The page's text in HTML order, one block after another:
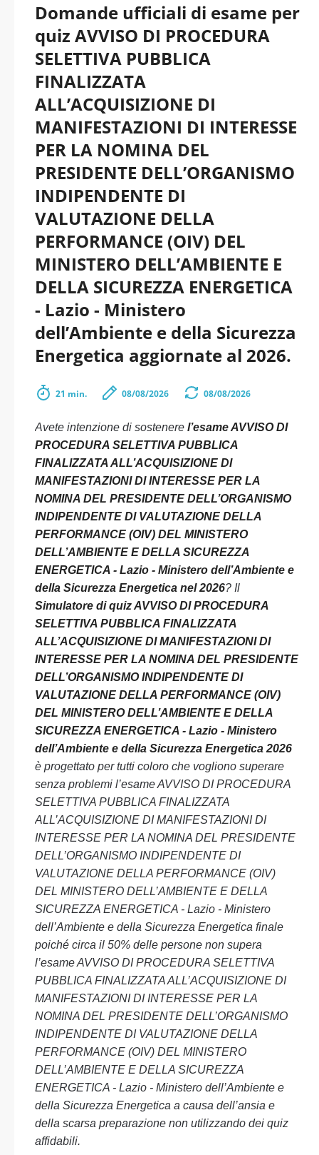
Domande ufficiali di esame per
quiz AVVISO DI PROCEDURA
SELETTIVA PUBBLICA
FINALIZZATA
ALL’ACQUISIZIONE DI
MANIFESTAZIONI DI INTERESSE
PER LA NOMINA DEL
PRESIDENTE DELL’ORGANISMO
INDIPENDENTE DI
VALUTAZIONE DELLA
PERFORMANCE (OIV) DEL
MINISTERO DELL’AMBIENTE E
DELLA SICUREZZA ENERGETICA
- Lazio - Ministero
dell’Ambiente e della Sicurezza
Energetica aggiornate al 2026.
21 min. 08/08/2026 08/08/2026
Avete intenzione di sostenere l’esame AVVISO DI
PROCEDURA SELETTIVA PUBBLICA
FINALIZZATA ALL’ACQUISIZIONE DI
MANIFESTAZIONI DI INTERESSE PER LA
NOMINA DEL PRESIDENTE DELL’ORGANISMO
INDIPENDENTE DI VALUTAZIONE DELLA
PERFORMANCE (OIV) DEL MINISTERO
DELL’AMBIENTE E DELLA SICUREZZA
ENERGETICA - Lazio - Ministero dell’Ambiente e
della Sicurezza Energetica nel 2026? Il
Simulatore di quiz AVVISO DI PROCEDURA
SELETTIVA PUBBLICA FINALIZZATA
ALL’ACQUISIZIONE DI MANIFESTAZIONI DI
INTERESSE PER LA NOMINA DEL PRESIDENTE
DELL’ORGANISMO INDIPENDENTE DI
VALUTAZIONE DELLA PERFORMANCE (OIV)
DEL MINISTERO DELL’AMBIENTE E DELLA
SICUREZZA ENERGETICA - Lazio - Ministero
dell’Ambiente e della Sicurezza Energetica 2026
è progettato per tutti coloro che vogliono superare
senza problemi l’esame AVVISO DI PROCEDURA
SELETTIVA PUBBLICA FINALIZZATA
ALL’ACQUISIZIONE DI MANIFESTAZIONI DI
INTERESSE PER LA NOMINA DEL PRESIDENTE
DELL’ORGANISMO INDIPENDENTE DI
VALUTAZIONE DELLA PERFORMANCE (OIV)
DEL MINISTERO DELL’AMBIENTE E DELLA
SICUREZZA ENERGETICA - Lazio - Ministero
dell’Ambiente e della Sicurezza Energetica finale
poiché circa il 50% delle persone non supera
l’esame AVVISO DI PROCEDURA SELETTIVA
PUBBLICA FINALIZZATA ALL’ACQUISIZIONE DI
MANIFESTAZIONI DI INTERESSE PER LA
NOMINA DEL PRESIDENTE DELL’ORGANISMO
INDIPENDENTE DI VALUTAZIONE DELLA
PERFORMANCE (OIV) DEL MINISTERO
DELL’AMBIENTE E DELLA SICUREZZA
ENERGETICA - Lazio - Ministero dell’Ambiente e
della Sicurezza Energetica a causa dell’ansia e
della scarsa preparazione non utilizzando dei quiz
affidabili.